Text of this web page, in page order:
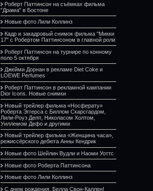
Роберт Паттинсон на съёмках фильма
"Драма" в Бостоне
Новые фото Лили Коллинз
Кадр и закадровый снимок фильма "Микки
17" с Робертом Паттинсоном в главной роли
Роберт Паттинсон на турнире по конному
поло 5 октября
Джейми Дорнан в рекламе Diet Coke и
LOEWE Perfumes
Роберт Паттинсон в рекламной кампании
Dior Icons. Новые снимки
Новый трейлер фильма «Носферату»
Роберта Эггерса с Биллом Скарсгардом,
Лили-Роуз Депп, Николасом Холтом,
Уиллемом Дефо и другими
Новый трейлер фильма «Женщина часа»,
режиссёрского дебюта Анны Кендрик
Новые фото Шейлин Вудли и Наоми Уоттс
Новые фото Роберта Паттинсона
Новые фото Лили Коллинз
С днем рождения, Белла Свон-Каллен!